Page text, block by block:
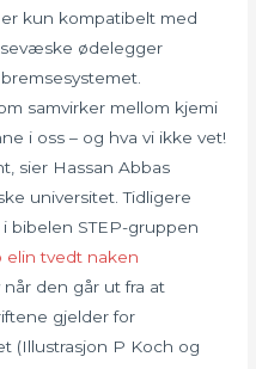
kun kompatibelt med
ødelegger
samvirker mellom kjemi
i oss – og hva vi ikke vet!
sier Hassan Abbas
universitet. Tidligere
bibelen STEP-gruppen
elin tvedt naken
den går ut fra at
gjelder for
(Illustrasjon P Koch og